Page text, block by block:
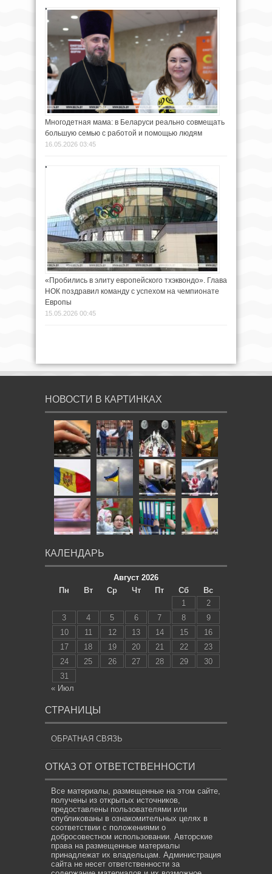
Многодетная мама: в Беларуси реально совмещать
большую семью с работой и помощью людям
16.05.2026 03:45
«Пробились в элиту европейского тхэквондо». Глава
НОК поздравил команду с успехом на чемпионате
Европы
15.05.2026 00:45
НОВОСТИ В КАРТИНКАХ
КАЛЕНДАРЬ
Август 2026
Пн
Вт Ср Чт Пт Сб
Вс
1
2
3
4 5 6 7 8
9
10
11 12 13 14 15
16
17
18 19 20 21 22
23
24
25 26 27 28 29
30
31
« Июл
СТРАНИЦЫ
ОБРАТНАЯ СВЯЗЬ
ОТКАЗ ОТ ОТВЕТСТВЕННОСТИ
Все материалы, размещенные на этом сайте,
получены из открытых источников,
предоставлены пользователями или
опубликованы в ознакомительных целях в
соответствии с положениями о
добросовестном использовании. Авторские
права на размещенные материалы
принадлежат их владельцам. Администрация
сайта не несет ответственности за